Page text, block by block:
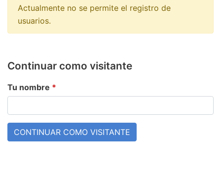
Actualmente no se permite el registro de
usuarios.
Continuar como visitante
Tu nombre *
CONTINUAR COMO VISITANTE